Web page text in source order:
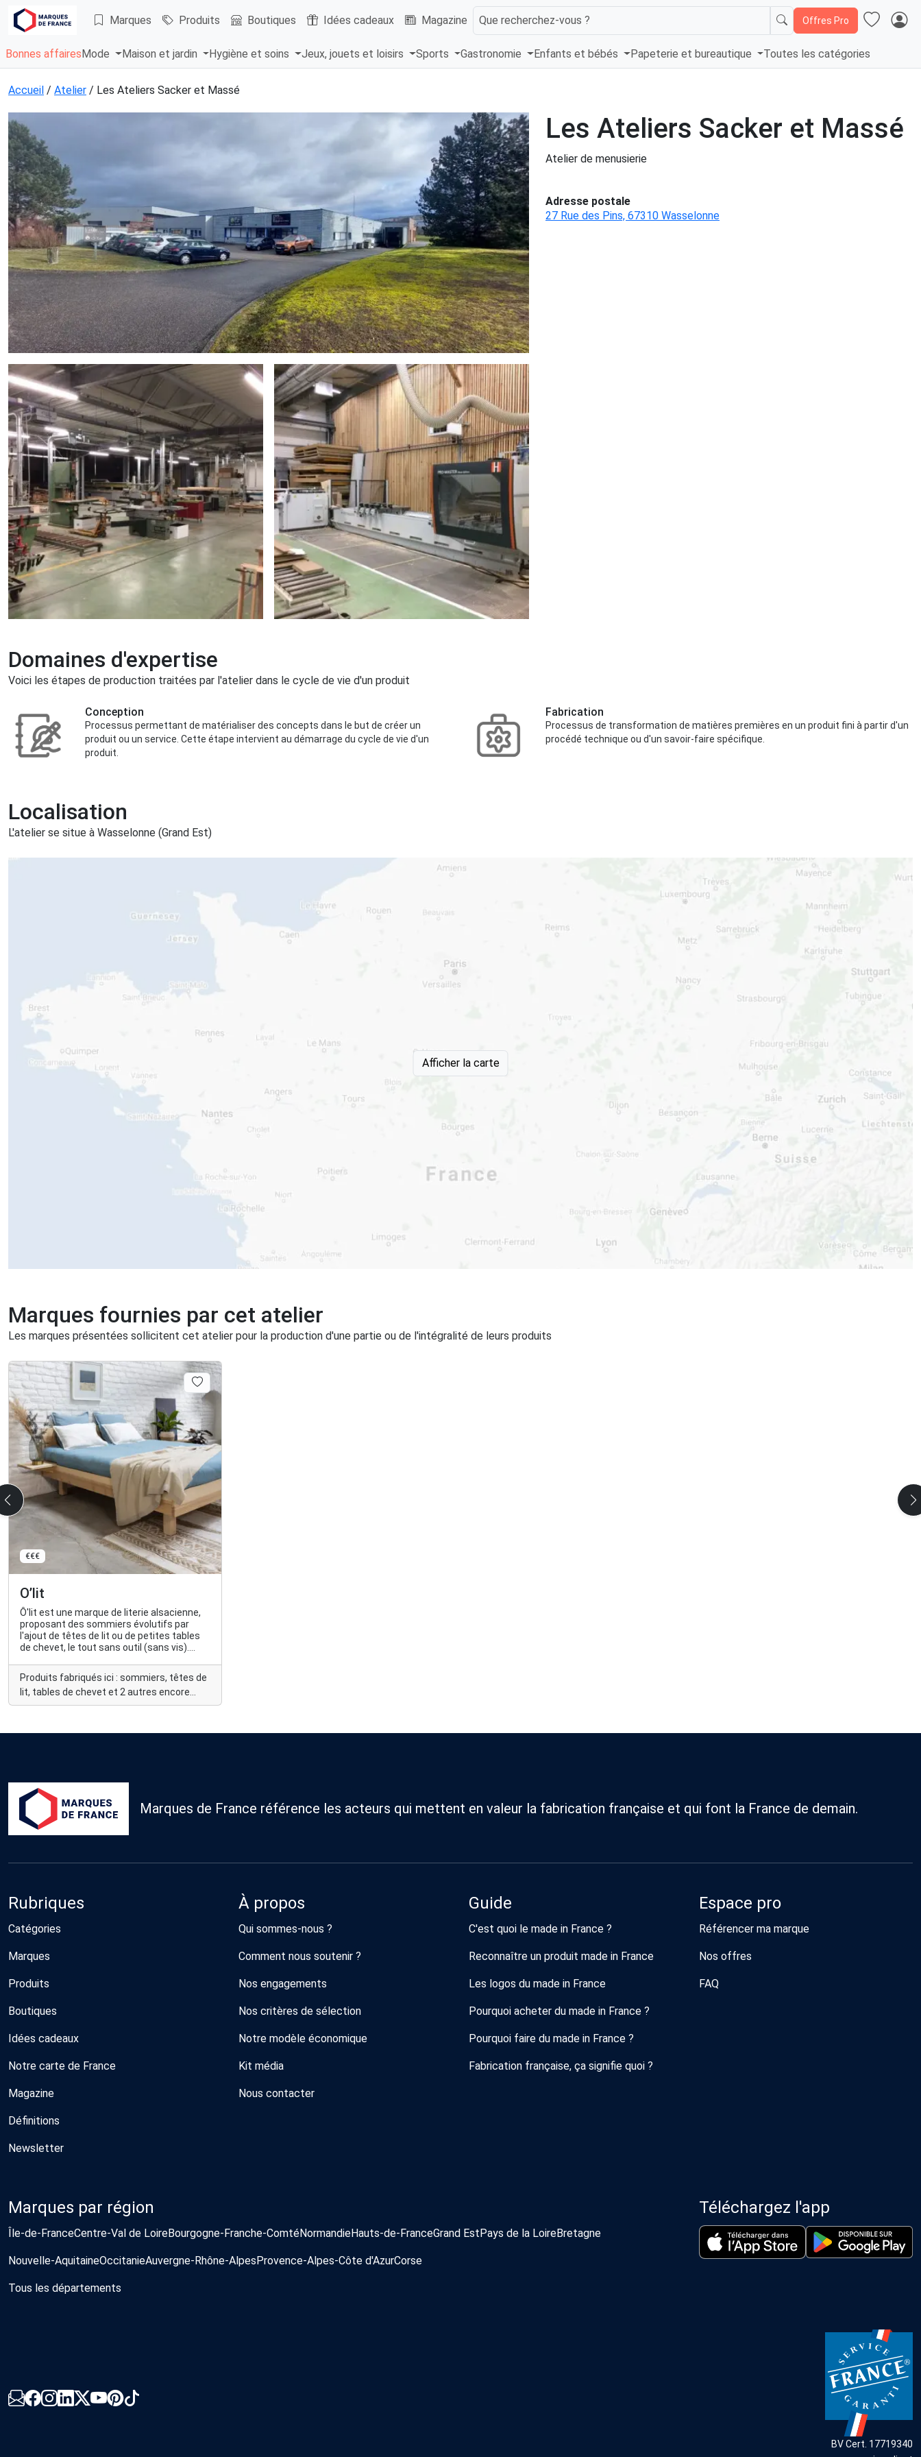
Marques Produits Boutiques Idées cadeaux Magazine Que recherchez-vous ? Offres Pro
Bonnes affaires Mode Maison et jardin Hygiène et soins Jeux, jouets et loisirs Sports Gastronomie Enfants et bébés Papeterie et bureautique Toutes les catégories
Accueil / Atelier / Les Ateliers Sacker et Massé
Les Ateliers Sacker et Massé
Atelier de menusierie
Adresse postale
27 Rue des Pins, 67310 Wasselonne
Domaines d'expertise
Voici les étapes de production traitées par l'atelier dans le cycle de vie d'un produit
Conception
Processus permettant de matérialiser des concepts dans le but de créer un
produit ou un service. Cette étape intervient au démarrage du cycle de vie d'un
produit.
Fabrication
Processus de transformation de matières premières en un produit fini à partir d'un
procédé technique ou d'un savoir-faire spécifique.
Localisation
L'atelier se situe à Wasselonne (Grand Est)
Afficher la carte
Marques fournies par cet atelier
Les marques présentées sollicitent cet atelier pour la production d'une partie ou de l'intégralité de leurs produits
€€€
O’lit
Ô'lit est une marque de literie alsacienne,
proposant des sommiers évolutifs par
l'ajout de têtes de lit ou de petites tables
de chevet, le tout sans outil (sans vis).
contiennent pas de fixations métalliques.
Produits fabriqués ici : sommiers, têtes de
lit, tables de chevet et 2 autres encore...
Marques de France référence les acteurs qui mettent en valeur la fabrication française et qui font la France de demain.
Rubriques
Catégories
Marques
Produits
Boutiques
Idées cadeaux
Notre carte de France
Magazine
Définitions
Newsletter
À propos
Qui sommes-nous ?
Comment nous soutenir ?
Nos engagements
Nos critères de sélection
Notre modèle économique
Kit média
Nous contacter
Guide
C'est quoi le made in France ?
Reconnaître un produit made in France
Les logos du made in France
Pourquoi acheter du made in France ?
Pourquoi faire du made in France ?
Fabrication française, ça signifie quoi ?
Espace pro
Référencer ma marque
Nos offres
FAQ
Marques par région
Île-de-FranceCentre-Val de LoireBourgogne-Franche-ComtéNormandieHauts-de-FranceGrand EstPays de la LoireBretagne
Nouvelle-AquitaineOccitanieAuvergne-Rhône-AlpesProvence-Alpes-Côte d'AzurCorse
Tous les départements
Téléchargez l'app
BV Cert. 17719340